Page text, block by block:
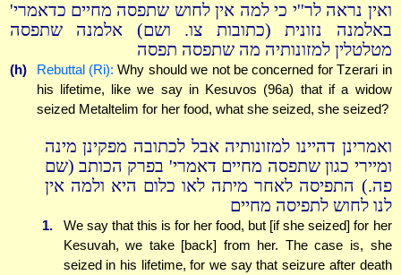
ואין נראה לר''י כי למה אין לחוש שתפסה מחיים כדאמרי'
באלמנה נזונית (כתובות צו. ושם) אלמנה שתפסה
מטלטלין למזונותיה מה שתפסה תפסה
(h) Rebuttal (Ri): Why should we not be concerned for Tzerari in
his lifetime, like we say in Kesuvos (96a) that if a widow
seized Metaltelim for her food, what she seized, she seized?
ואמרינן דהיינו למזונותיה אבל לכתובה מפקינן מינה
ומיירי כגון שתפסה מחיים דאמרי' בפרק הכותב (שם
פה.) התפיסה לאחר מיתה לאו כלום היא ולמה אין
לנו לחוש לתפיסה מחיים
1.
We say that this is for her food, but [if she seized] for her
Kesuvah, we take [back] from her. The case is, she
seized in his lifetime, for we say that seizure after death